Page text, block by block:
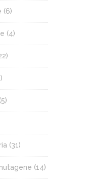
(6)
(4)
(5)
(31)
(14)